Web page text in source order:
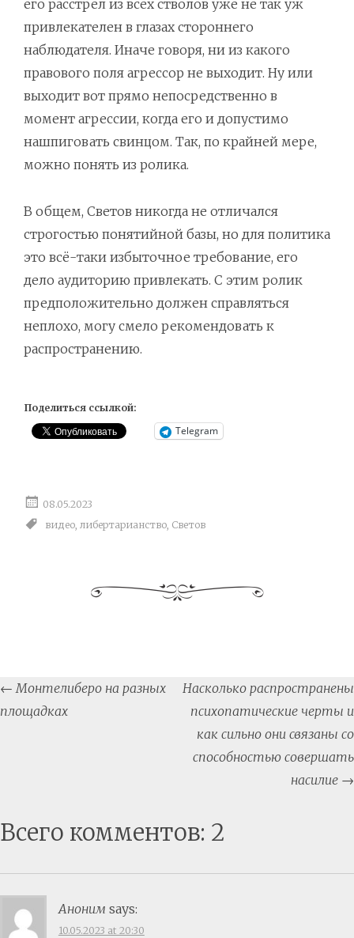
его расстрел из всех стволов уже не так уж
привлекателен в глазах стороннего
наблюдателя. Иначе говоря, ни из какого
правового поля агрессор не выходит. Ну или
выходит вот прямо непосредственно в
момент агрессии, когда его и допустимо
нашпиговать свинцом. Так, по крайней мере,
можно понять из ролика.
В общем, Светов никогда не отличался
строгостью понятийной базы, но для политика
это всё-таки избыточное требование, его
дело аудиторию привлекать. С этим ролик
предположительно должен справляться
неплохо, могу смело рекомендовать к
распространению.
Поделиться ссылкой:
Telegram
08.05.2023
видео, либертарианство, Светов
Post
navigation
← Монтелиберо на разных
площадках
Насколько распространены
психопатические черты и
как сильно они связаны со
способностью совершать
насилие →
Всего комментов: 2
Аноним says:
10.05.2023 at 20:30